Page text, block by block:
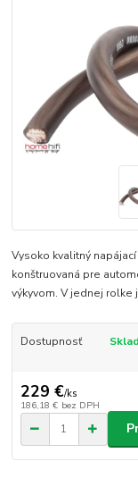
Vysoko kvalitný
konštruovaná pre
výkyvom. V jednej rolke
Dostupnosť
229 €/ks
186,18 € bez DPH